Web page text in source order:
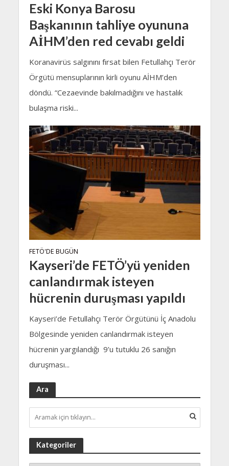
Eski Konya Barosu
Başkanının tahliye oyununa
AİHM’den red cevabı geldi
Koranavirüs salgınını fırsat bilen Fetullahçı Terör
Örgütü mensuplarının kirli oyunu AİHM’den
döndü. “Cezaevinde bakılmadığını ve hastalık
bulaşma riski...
FETÖ'DE BUGÜN
Kayseri’de FETÖ’yü yeniden
canlandırmak isteyen
hücrenin duruşması yapıldı
Kayseri’de Fetullahçı Terör Örgütünü İç Anadolu
Bölgesinde yeniden canlandırmak isteyen
hücrenin yargılandığı 9’u tutuklu 26 sanığın
duruşması...
Ara
Kategoriler